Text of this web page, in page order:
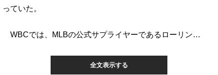
っていた。
WBCでは、MLBの公式サプライヤーであるローリン…
全文表示する